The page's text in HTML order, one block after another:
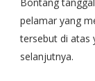
pelamar yang
tersebut di atas
selanjutnya.